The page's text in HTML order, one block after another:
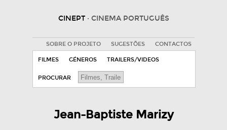
CINEPT · CINEMA PORTUGUÊS
SOBRE O PROJETO SUGESTÕES CONTACTOS
FILMES GÉNEROS TRAILERS/VIDEOS
PROCURAR
Jean-Baptiste Marizy